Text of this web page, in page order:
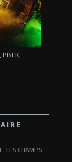
PISEK,
LES CHAMPS